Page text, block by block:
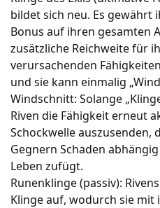
bildet sich neu. Es gewährt
Bonus auf ihren gesamten
zusätzliche Reichweite für
verursachenden
und sie kann einmalig
Windschnitt: Solange
Riven die Fähigkeit erneut
Schockwelle auszusenden,
Gegnern Schaden
Leben zufügt.
Runenklinge (passiv):
Klinge auf, wodurch sie